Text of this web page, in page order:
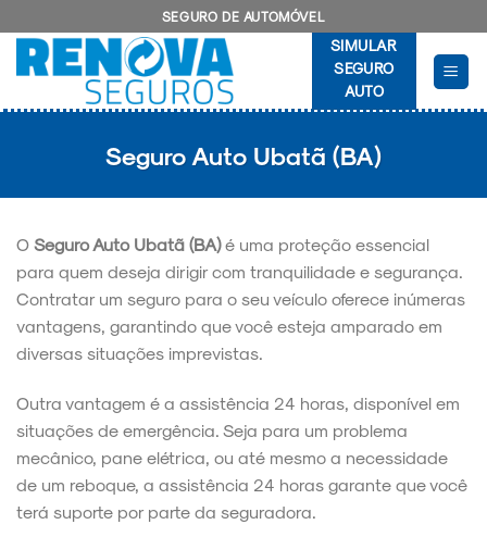
to
content
SEGURO DE AUTOMÓVEL
SIMULAR
SEGURO
AUTO
Seguro Auto Ubatã (BA)
O Seguro Auto Ubatã (BA)é uma proteção essencial
para quem deseja dirigir com tranquilidade e segurança.
Contratar um seguro para o seu veículo oferece inúmeras
vantagens, garantindo que você esteja amparado em
diversas situações imprevistas.
Outra vantagem é a assistência 24 horas, disponível em
situações de emergência. Seja para um problema
mecânico, pane elétrica, ou até mesmo a necessidade
de um reboque, a assistência 24 horas garante que você
terá suporte por parte da seguradora.